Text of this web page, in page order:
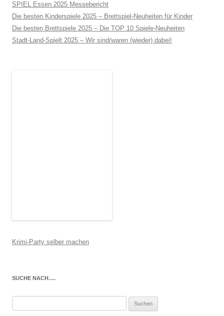
SPIEL Essen 2025 Messebericht
Die besten Kinderspiele 2025 – Brettspiel-Neuheiten für Kinder
Die besten Brettspiele 2025 – Die TOP 10 Spiele-Neuheiten
Stadt-Land-Spielt 2025 – Wir sind/waren (wieder) dabei!
Krimi-Party selber machen
SUCHE NACH….